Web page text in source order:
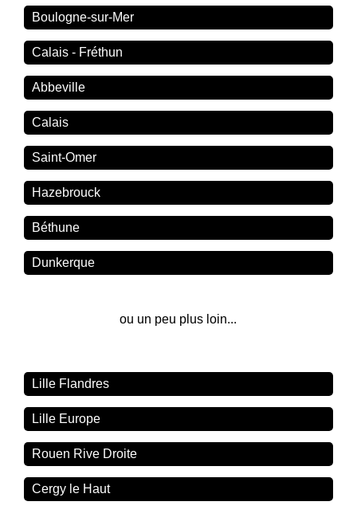
Boulogne-sur-Mer
Calais - Fréthun
Abbeville
Calais
Saint-Omer
Hazebrouck
Béthune
Dunkerque
ou un peu plus loin...
Lille Flandres
Lille Europe
Rouen Rive Droite
Cergy le Haut